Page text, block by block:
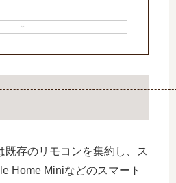
既存のリモコンを集約し、ス
Home Miniなどのスマート